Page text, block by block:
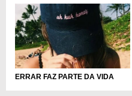
ERRAR FAZ PARTE DA VIDA